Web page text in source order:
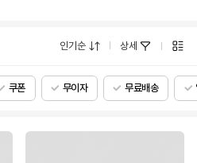
인기순 상세
쿠폰 무이자 무료배송